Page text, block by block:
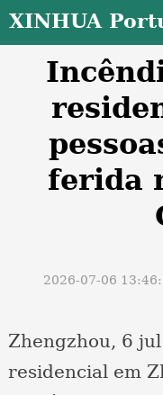
XINHUA
ferida
2026-07-06
Zhengzhou, 6
residencial em